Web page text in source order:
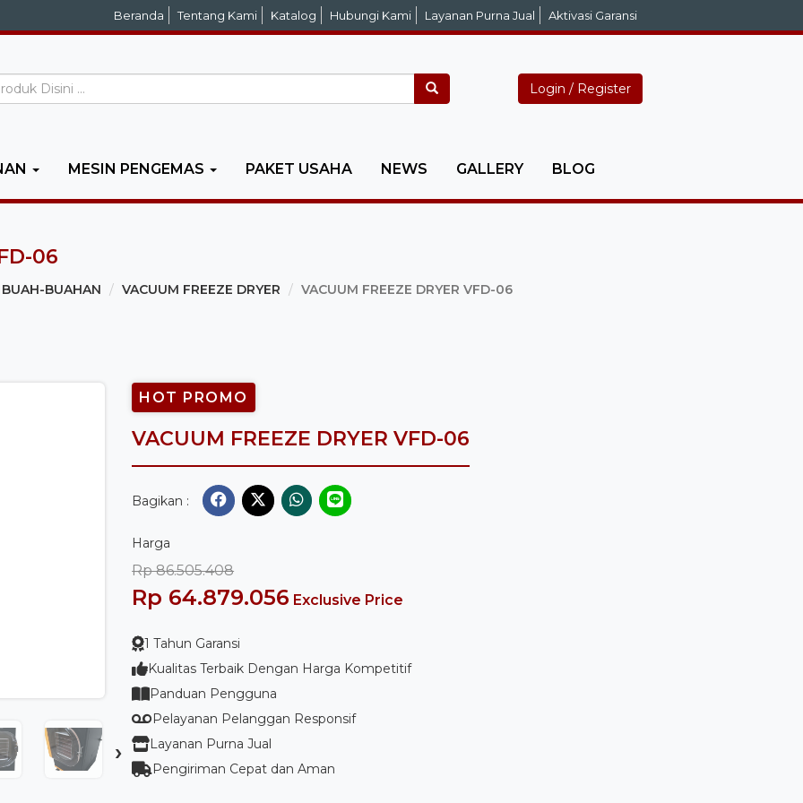
Beranda Tentang Kami Katalog Hubungi Kami Layanan Purna Jual Aktivasi Garansi
Login / Register
MESIN PENGEMAS PAKET USAHA NEWS GALLERY BLOG
06
BUAHAN VACUUM FREEZE DRYER VACUUM FREEZE DRYER VFD-06
›
HOT PROMO
VACUUM FREEZE DRYER VFD-06
Bagikan :
Harga
Rp 86.505.408
Rp 64.879.056 Exclusive Price
1 Tahun Garansi
Kualitas Terbaik Dengan Harga Kompetitif
Panduan Pengguna
Pelayanan Pelanggan Responsif
Layanan Purna Jual
Pengiriman Cepat dan Aman